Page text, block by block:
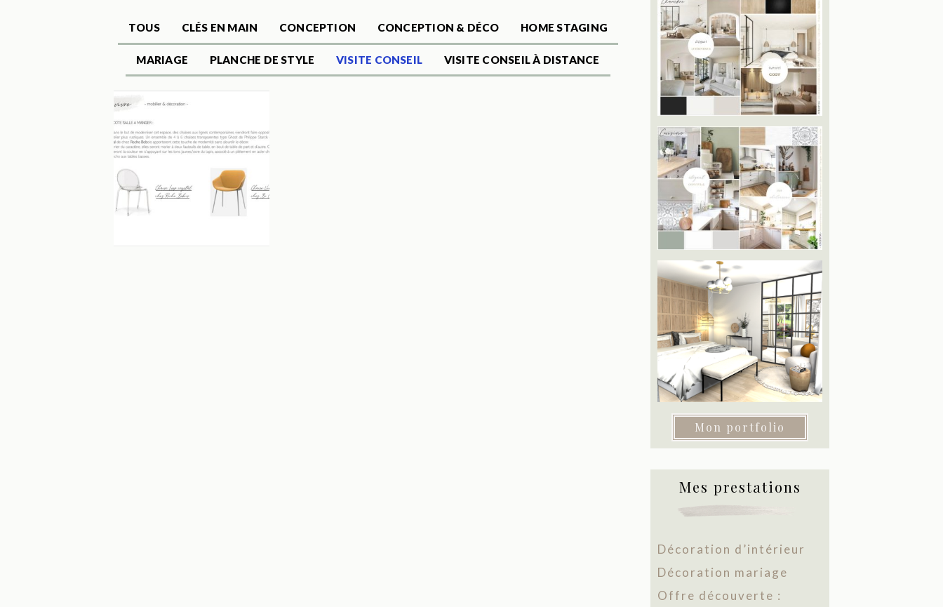
TOUS CLÉS EN MAIN CONCEPTION CONCEPTION & DÉCO HOME STAGING
MARIAGE PLANCHE DE STYLE VISITE CONSEIL VISITE CONSEIL À DISTANCE
Mon portfolio
Mes prestations
Décoration d’intérieur
Décoration mariage
Offre découverte :